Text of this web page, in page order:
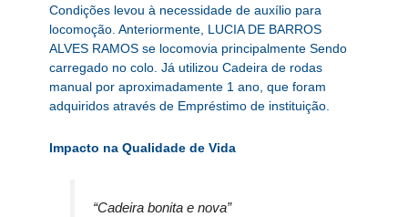
Condições levou à necessidade de auxílio para
locomoção. Anteriormente, LUCIA DE BARROS
ALVES RAMOS se locomovia principalmente Sendo
carregado no colo. Já utilizou Cadeira de rodas
manual por aproximadamente 1 ano, que foram
adquiridos através de Empréstimo de instituição.
Impacto na Qualidade de Vida
“Cadeira bonita e nova”